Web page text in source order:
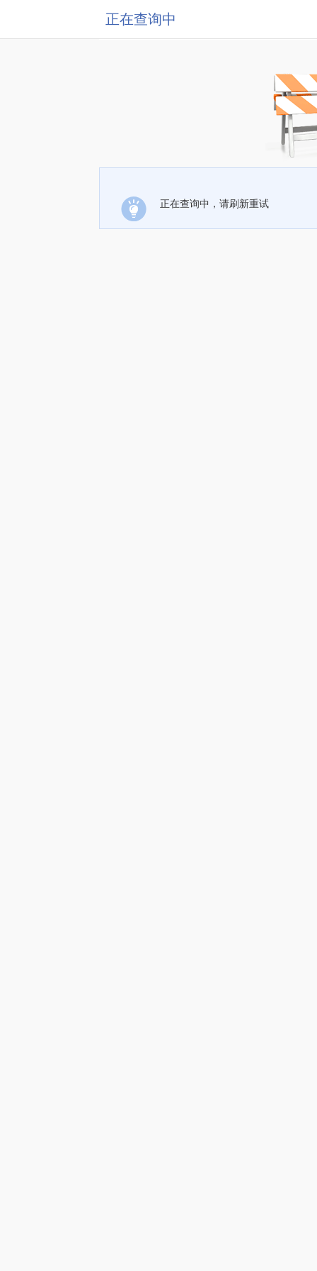
正在查询中
正在查询中，请刷新重试